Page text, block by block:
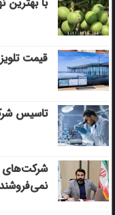
قیمت
تاسیس
شرکت‌های